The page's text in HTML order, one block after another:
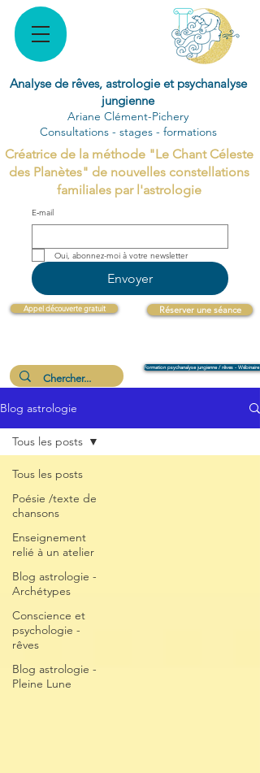
Analyse de rêves, astrologie et psychanalyse
jungienne
Ariane Clément-Pichery
Consultations - stages - formations
Créatrice de la méthode "Le Chant Céleste
des Planètes" de nouvelles constellations
familiales par l'astrologie
E‑mail
Envoyer
Appel découverte gratuit Réserver une séance
Formation psychanalyse jungienne / rêves - Wébinaire
Blog astrologie
Tous les posts
Poésie /texte de
chansons
Enseignement
relié à un atelier
Blog astrologie -
Archétypes
Conscience et
psychologie -
rêves
Blog astrologie -
Pleine Lune
Tous les posts